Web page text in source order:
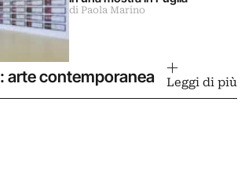
di Paola Marino
arte contemporanea Leggi di più